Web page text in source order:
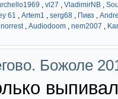
, vl27 , VladimirNB ,
61 , Artem1 , serg68 , Пивз ,
norrest, Audiodoom , nem2007 ,
Божоле